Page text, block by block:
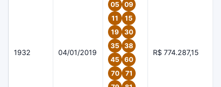
1932 04/01/2019
05
09
11
15
19
30
35
38
45
60
70
71
R$ 774.287,15